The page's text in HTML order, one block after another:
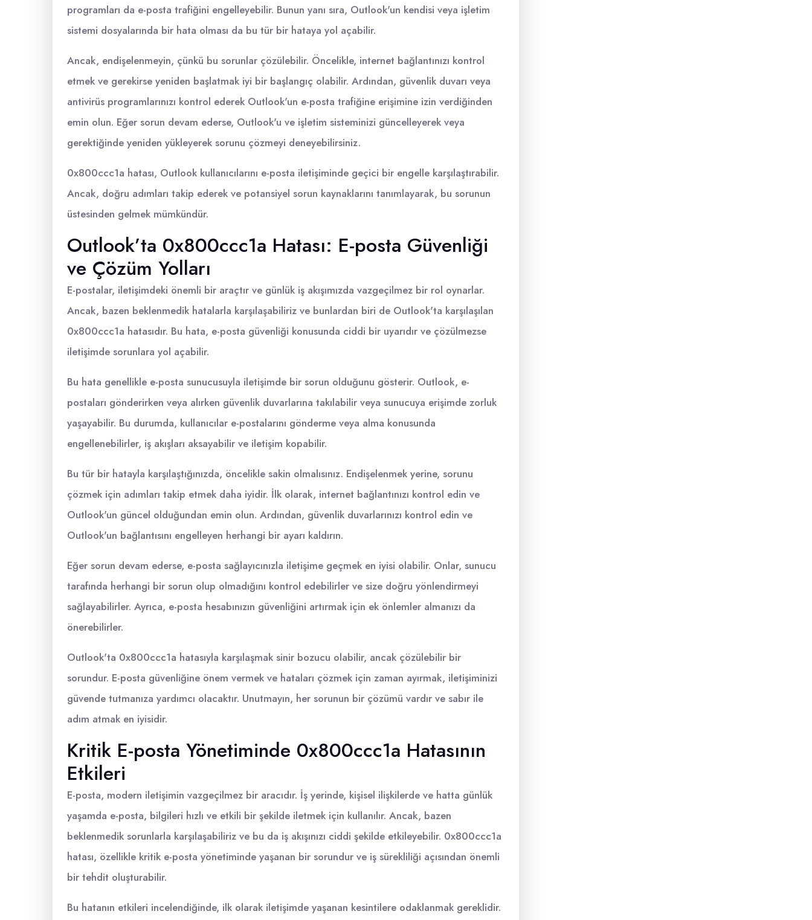
programları da e-posta trafiğini engelleyebilir. Bunun yanı sıra, Outlook'un kendisi veya işletim
sistemi dosyalarında bir hata olması da bu tür bir hataya yol açabilir.
Ancak, endişelenmeyin, çünkü bu sorunlar çözülebilir. Öncelikle, internet bağlantınızı kontrol
etmek ve gerekirse yeniden başlatmak iyi bir başlangıç olabilir. Ardından, güvenlik duvarı veya
antivirüs programlarınızı kontrol ederek Outlook'un e-posta trafiğine erişimine izin verdiğinden
emin olun. Eğer sorun devam ederse, Outlook'u ve işletim sisteminizi güncelleyerek veya
gerektiğinde yeniden yükleyerek sorunu çözmeyi deneyebilirsiniz.
0x800ccc1a hatası, Outlook kullanıcılarını e-posta iletişiminde geçici bir engelle karşılaştırabilir.
Ancak, doğru adımları takip ederek ve potansiyel sorun kaynaklarını tanımlayarak, bu sorunun
üstesinden gelmek mümkündür.
Outlook’ta 0x800ccc1a Hatası: E-posta Güvenliği
ve Çözüm Yolları
E-postalar, iletişimdeki önemli bir araçtır ve günlük iş akışımızda vazgeçilmez bir rol oynarlar.
Ancak, bazen beklenmedik hatalarla karşılaşabiliriz ve bunlardan biri de Outlook'ta karşılaşılan
0x800ccc1a hatasıdır. Bu hata, e-posta güvenliği konusunda ciddi bir uyarıdır ve çözülmezse
iletişimde sorunlara yol açabilir.
Bu hata genellikle e-posta sunucusuyla iletişimde bir sorun olduğunu gösterir. Outlook, e-
postaları gönderirken veya alırken güvenlik duvarlarına takılabilir veya sunucuya erişimde zorluk
yaşayabilir. Bu durumda, kullanıcılar e-postalarını gönderme veya alma konusunda
engellenebilirler, iş akışları aksayabilir ve iletişim kopabilir.
Bu tür bir hatayla karşılaştığınızda, öncelikle sakin olmalısınız. Endişelenmek yerine, sorunu
çözmek için adımları takip etmek daha iyidir. İlk olarak, internet bağlantınızı kontrol edin ve
Outlook'un güncel olduğundan emin olun. Ardından, güvenlik duvarlarınızı kontrol edin ve
Outlook'un bağlantısını engelleyen herhangi bir ayarı kaldırın.
Eğer sorun devam ederse, e-posta sağlayıcınızla iletişime geçmek en iyisi olabilir. Onlar, sunucu
tarafında herhangi bir sorun olup olmadığını kontrol edebilirler ve size doğru yönlendirmeyi
sağlayabilirler. Ayrıca, e-posta hesabınızın güvenliğini artırmak için ek önlemler almanızı da
önerebilirler.
Outlook'ta 0x800ccc1a hatasıyla karşılaşmak sinir bozucu olabilir, ancak çözülebilir bir
sorundur. E-posta güvenliğine önem vermek ve hataları çözmek için zaman ayırmak, iletişiminizi
güvende tutmanıza yardımcı olacaktır. Unutmayın, her sorunun bir çözümü vardır ve sabır ile
adım atmak en iyisidir.
Kritik E-posta Yönetiminde 0x800ccc1a Hatasının
Etkileri
E-posta, modern iletişimin vazgeçilmez bir aracıdır. İş yerinde, kişisel ilişkilerde ve hatta günlük
yaşamda e-posta, bilgileri hızlı ve etkili bir şekilde iletmek için kullanılır. Ancak, bazen
beklenmedik sorunlarla karşılaşabiliriz ve bu da iş akışınızı ciddi şekilde etkileyebilir. 0x800ccc1a
hatası, özellikle kritik e-posta yönetiminde yaşanan bir sorundur ve iş sürekliliği açısından önemli
bir tehdit oluşturabilir.
Bu hatanın etkileri incelendiğinde, ilk olarak iletişimde yaşanan kesintilere odaklanmak gereklidir.